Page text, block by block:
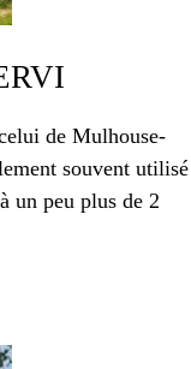
de Mulhouse-
souvent utilisé
un peu plus de 2